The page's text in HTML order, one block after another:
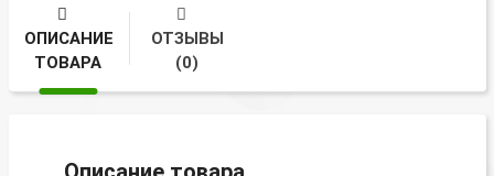
ОПИСАНИЕ
ТОВАРА
ОТЗЫВЫ
(0)